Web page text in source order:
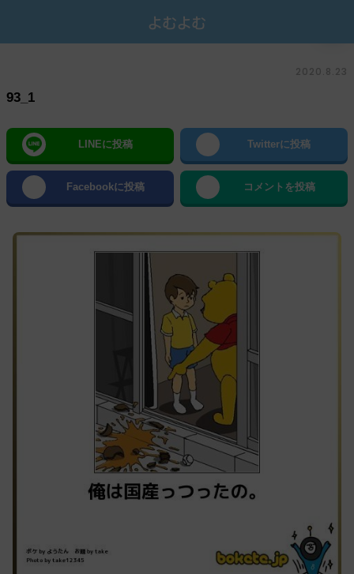
2020.8.23
93_1
LINEに投稿 Twitterに投稿
Facebookに投稿 コメントを投稿